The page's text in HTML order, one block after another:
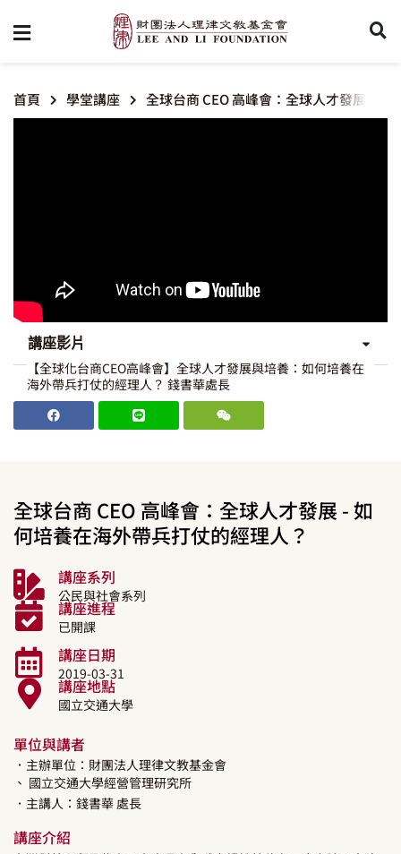
首頁 學堂講座 全球台商 CEO 高峰會：全球人才發展 –
講座影片
【全球化台商CEO高峰會】全球人才發展與培養：如何培養在
海外帶兵打仗的經理人？ 錢書華處長
全球台商 CEO 高峰會：全球人才發展 - 如
何培養在海外帶兵打仗的經理人？
講座系列
公民與社會系列
講座進程
已開課
講座日期
2019-03-31
講座地點
國立交通大學
單位與講者
．主辦單位：財團法人理律文教基金會
、 國立交通大學經營管理研究所
．主講人： 錢書華 處長
講座介紹